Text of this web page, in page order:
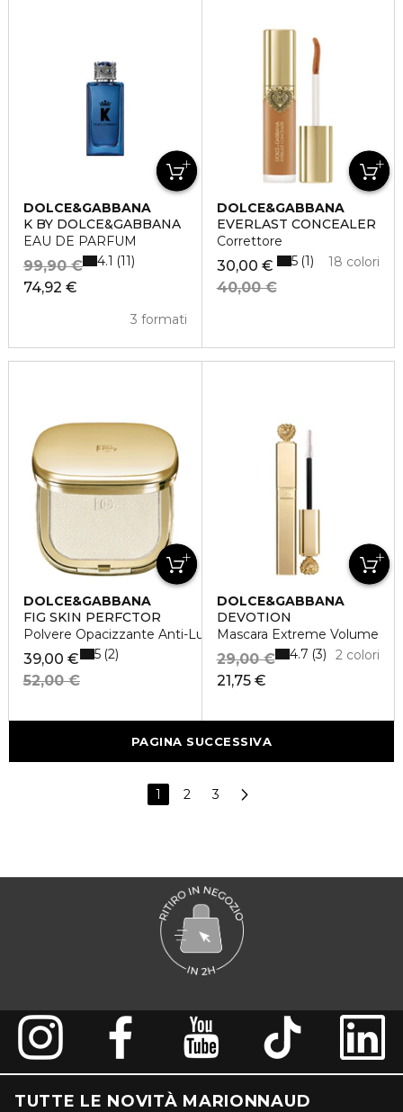
DOLCE&GABBANA
K BY DOLCE&GABBANA
EAU DE PARFUM
74,92 €
99,90 €
3 formati
4.1 11
DOLCE&GABBANA
EVERLAST CONCEALER
Correttore
30,00 €
40,00 €
18 colori
5 1
DOLCE&GABBANA
FIG SKIN PERFCTOR
Polvere Opacizzante Anti-Lucido
39,00 €
52,00 €
5 2
DOLCE&GABBANA
DEVOTION
Mascara Extreme Volume
21,75 €
29,00 € 2 colori
4.7 3
PAGINA SUCCESSIVA
1 2 3
TUTTE LE NOVITÀ MARIONNAUD